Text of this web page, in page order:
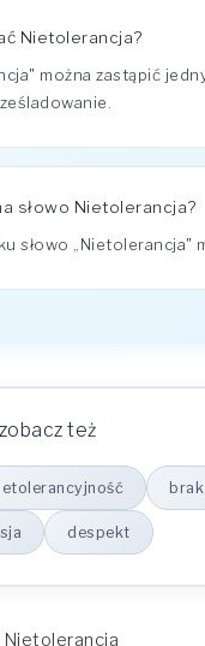
Nietolerancja?
można zastąpić
słowo Nietolerancja?
słowo
też
despekt